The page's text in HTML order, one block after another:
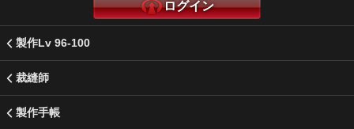
ログイン
製作Lv 96-100
裁縫師
製作手帳